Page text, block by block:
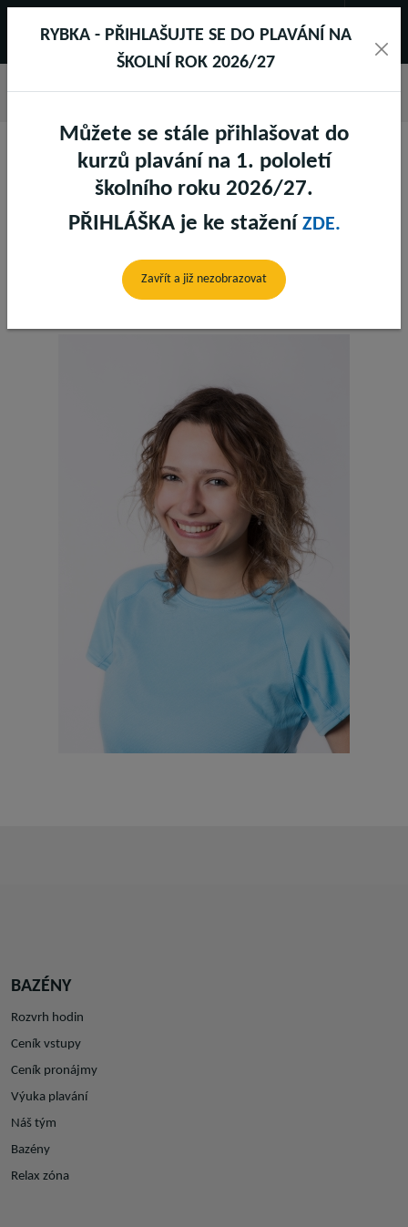
FRANZISKA IDA SCHMID
BAZÉNY
Rozvrh hodin
Ceník vstupy
Ceník pronájmy
Výuka plavání
Náš tým
Bazény
Relax zóna
RYBKA - PŘIHLAŠUJTE SE DO PLAVÁNÍ NA
ŠKOLNÍ ROK 2026/27
Můžete se stále přihlašovat do
kurzů plavání na 1. pololetí
školního roku 2026/27.
PŘIHLÁŠKA je ke stažení ZDE.
Zavřít a již nezobrazovat